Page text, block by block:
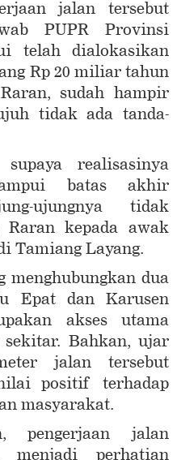
jalan tersebut
PUPR Provinsi
telah dialokasikan
Rp 20 miliar tahun
sudah hampir
tidak ada tanda-
supaya realisasinya
batas akhir
ujungnya tidak
Raran kepada awak
Tamiang Layang.
menghubungkan dua
Epat dan Karusen
akses utama
Bahkan, ujar
jalan tersebut
positif terhadap
masyarakat.
pengerjaan jalan
menjadi perhatian